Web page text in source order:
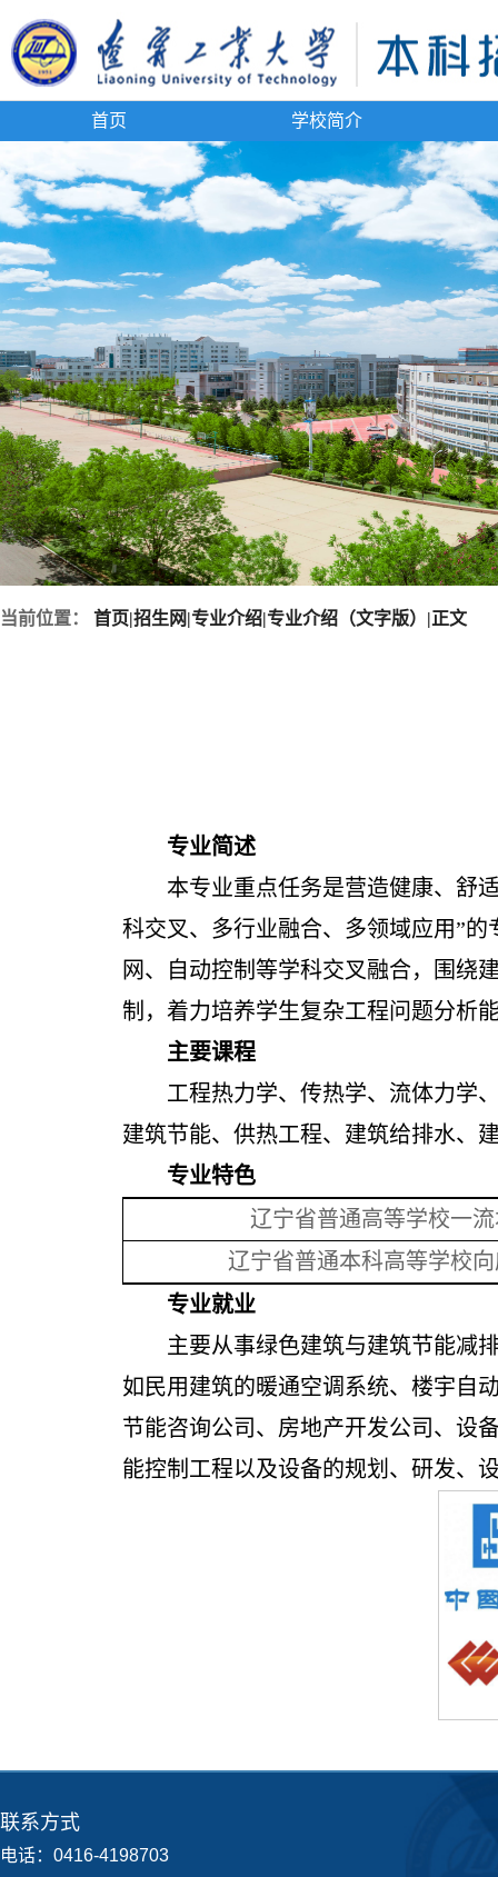
首页 学校简介
当前位置： 首页|招生网|专业介绍|专业介绍（文字版） |正文
专业简述
本专业重点任务是营造健康、舒
科交叉、多行业融合、多领域应用”
网、自动控制等学科交叉融合，围绕
制，着力培养学生复杂工程问题分析
主要课程
工程热力学、传热学、流体力学
建筑节能、供热工程、建筑给排水、
专业特色
辽宁省普通高等学校一
辽宁省普通本科高等学校
专业就业
主要从事绿色建筑与建筑节能减
如民用建筑的暖通空调系统、楼宇自
节能咨询公司、房地产开发公司、设
能控制工程以及设备的规划、研发、
联系方式
电话：0416-4198703